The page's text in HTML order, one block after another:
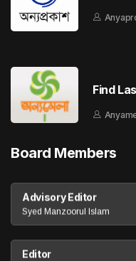
Find
Board Members
Advisory Editor
Syed Manzoorul Islam
Editor